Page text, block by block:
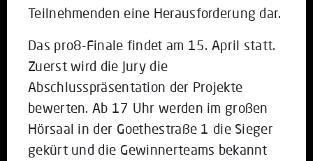
Teilnehmenden eine Herausforderung dar.
Das pro8-Finale findet am 15. April statt.
Zuerst wird die Jury die
Abschlusspräsentation der Projekte
bewerten. Ab 17 Uhr werden im großen
Hörsaal in der Goethestraße 1 die Sieger
gekürt und die Gewinnerteams bekannt